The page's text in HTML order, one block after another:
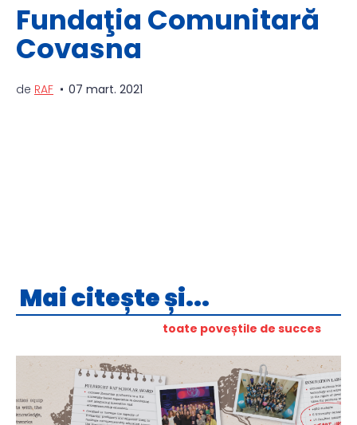
Fundaţia Comunitară
Covasna
de RAF 07 mart. 2021
Mai citește și...
toate poveștile de succes